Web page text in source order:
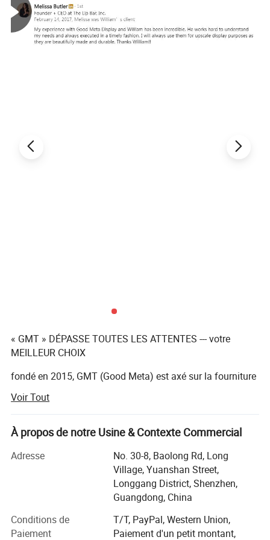
« GMT » DÉPASSE TOUTES LES ATTENTES --- votre
MEILLEUR CHOIX
fondé en 2015, GMT (Good Meta) est axé sur la fourniture
temporaires ou interactives, notre équipe de créateurs
avec plus de 10 ans d'expérience, des fabricants qualifiés,
Et une excellente équipe après-vente pratique l'exécution
de l'impossible pour nos clients sur une base quotidienne.
Nous avons une équipe avec plus de 10 ans d'expérience
dans la fabrication d'écrans pour les grandes marques
Nous sommes fiers des produits que nous produisons et
Voir Tout
À propos de notre Usine & Contexte Commercial
Adresse
No. 30-8, Baolong Rd, Long
Village, Yuanshan Street,
Longgang District, Shenzhen,
Guangdong, China
Conditions de
Paiement
T/T, PayPal, Western Union,
Paiement d'un petit montant,